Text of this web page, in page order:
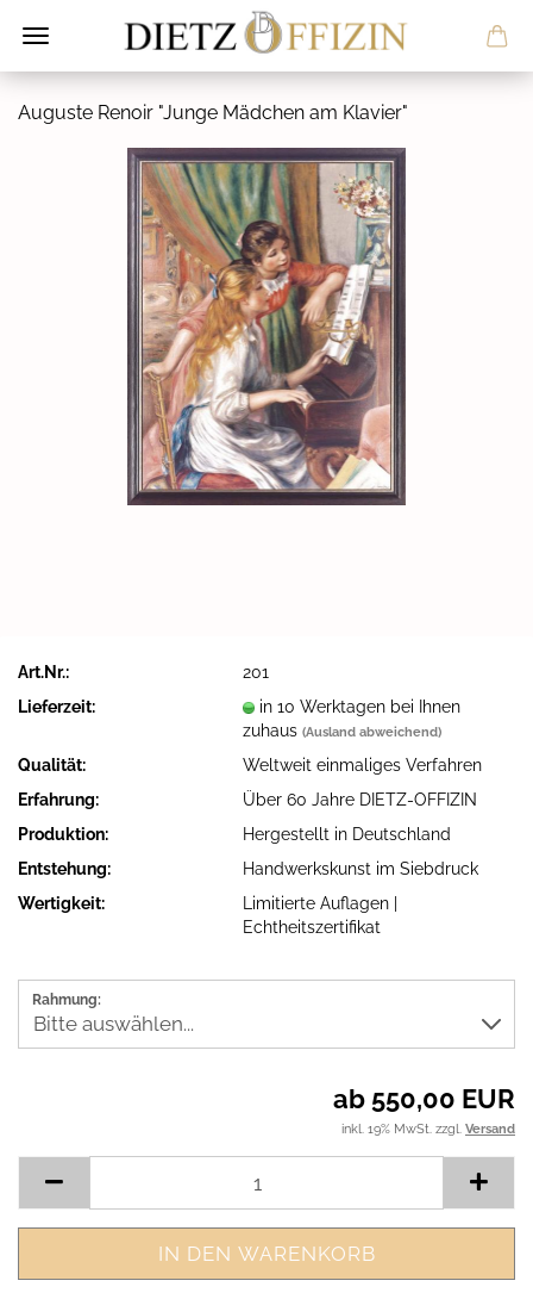
Au­gus­te Re­noir "Junge Mäd­chen am Kla­vier"
Art.Nr.:
201
Lieferzeit:
in 10 Werktagen bei Ihnen
zuhaus(Ausland abweichend)
Qualität:
Weltweit einmaliges Verfahren
Erfahrung:
Über 60 Jahre DIETZ-OFFIZIN
Produktion:
Hergestellt in Deutschland
Entstehung:
Handwerkskunst im Siebdruck
Wertigkeit:
Limitierte Auflagen |
Echtheitszertifikat
Rahmung:
ab 550,00 EUR
inkl. 19% MwSt. zzgl. Versand